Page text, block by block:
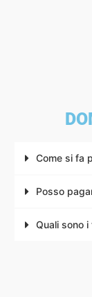
Come si fa
Posso
Quali sono